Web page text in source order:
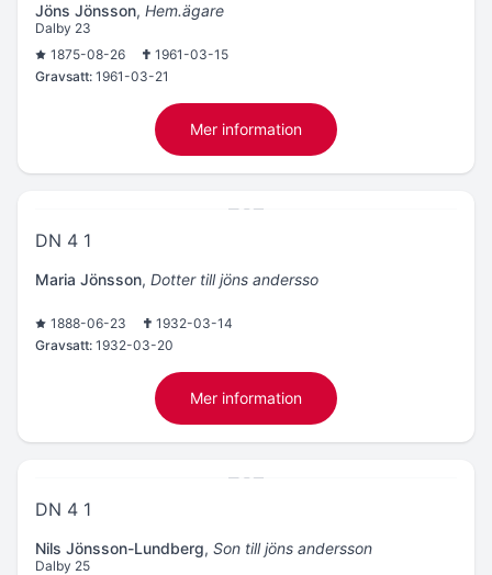
Jöns Jönsson, Hem.ägare
Dalby 23
1875-08-26
1961-03-15
Gravsatt: 1961-03-21
Mer information
DN 4 1
Maria Jönsson, Dotter till jöns andersso
1888-06-23
1932-03-14
Gravsatt: 1932-03-20
Mer information
DN 4 1
Nils Jönsson-Lundberg, Son till jöns andersson
Dalby 25